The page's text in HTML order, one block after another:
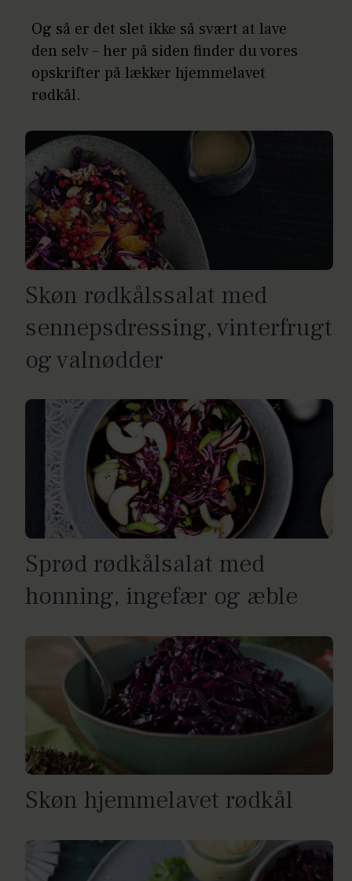
Og så er det slet ikke så svært at lave
den selv – her på siden finder du vores
opskrifter på lækker hjemmelavet
rødkål.
Skøn rødkålssalat med
sennepsdressing, vinterfrugt
og valnødder
Sprød rødkålsalat med
honning, ingefær og æble
Skøn hjemmelavet rødkål